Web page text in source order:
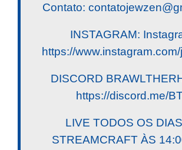
Contato:
INSTAGRAM:
https://
DISCORD
https://discord.me/
LIVE TODOS OS
STREAMCRAFT ÀS